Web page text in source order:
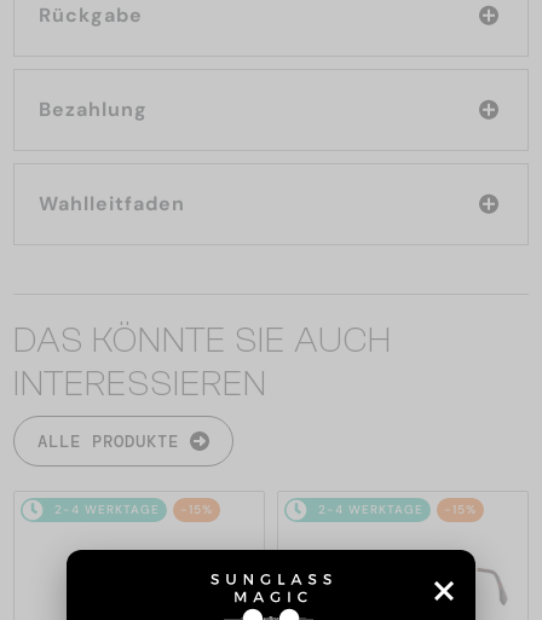
Rückgabe
Bezahlung
Wahlleitfaden
DAS KÖNNTE SIE AUCH
INTERESSIEREN
ALLE PRODUKTE
2-4 WERKTAGE -15% 2-4 WERKTAGE -15%